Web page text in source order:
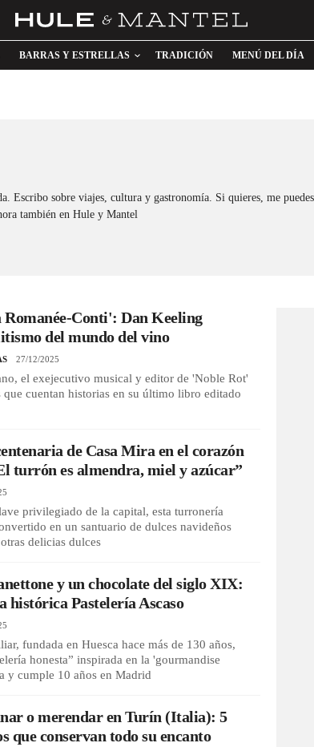
BARRAS Y ESTRELLAS TRADICIÓN MENÚ DEL DÍA
Escribo sobre viajes, cultura y gastronomía. Si quieres, me
también en Hule y Mantel
Romanée-Conti': Dan Keeling
del mundo del vino
27/12/2025
el exejecutivo musical y editor de 'Noble Rot'
cuentan historias en su último libro editado
de Casa Mira en el corazón
turrón es almendra, miel y azúcar”
privilegiado de la capital, esta turronería
en un santuario de dulces navideños
delicias dulces
y un chocolate del siglo XIX:
histórica Pastelería Ascaso
fundada en Huesca hace más de 130 años,
honesta” inspirada en la 'gourmandise
y cumple 10 años en Madrid
o merendar en Turín (Italia): 5
que conservan todo su encanto